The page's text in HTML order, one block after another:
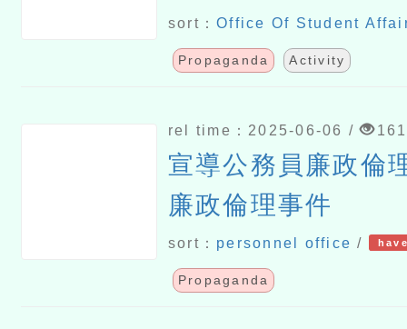
sort：Office Of Student
Propaganda Activity
rel time：2025-06-06 / 161
宣導公務員廉政倫
廉政倫理事件
sort： personnel office /
Propaganda